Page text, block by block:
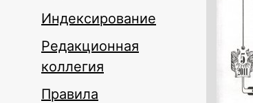
Индексирование
Редакционная
коллегия
Правила